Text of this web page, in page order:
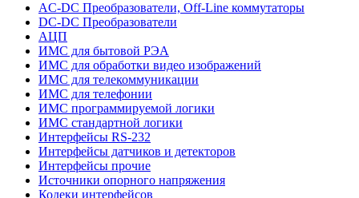
AC-DC Преобразователи, Off-Line коммутаторы
DC-DC Преобразователи
АЦП
ИМС для бытовой РЭА
ИМС для обработки видео изображений
ИМС для телекоммуникации
ИМС для телефонии
ИМС программируемой логики
ИМС стандартной логики
Интерфейсы RS-232
Интерфейсы датчиков и детекторов
Интерфейсы прочие
Источники опорного напряжения
Кодеки интерфейсов